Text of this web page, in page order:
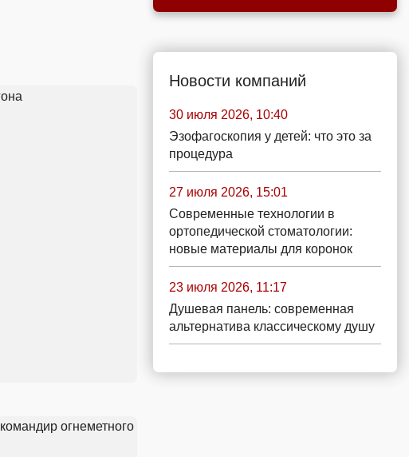
Новости компаний
30 июля 2026, 10:40
Эзофагоскопия у детей: что это за
процедура
27 июля 2026, 15:01
Современные технологии в
ортопедической стоматологии:
новые материалы для коронок
23 июля 2026, 11:17
Душевая панель: современная
альтернатива классическому душу